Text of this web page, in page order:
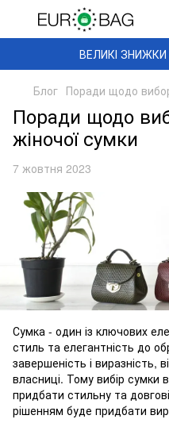
ВЕЛИКІ
Блог Поради щодо
Поради щодо
жіночої сумки
7 жовтня 2023
Сумка - один із ключових
стиль та елегантність до
завершеність і виразність,
власниці. Тому вибір сумки
придбати стильну та
рішенням буде придбати